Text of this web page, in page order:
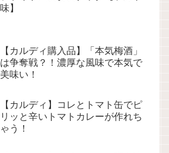
味】
【カルディ購入品】「本気梅酒」
は争奪戦？！濃厚な風味で本気で
美味い！
【カルディ】コレとトマト缶でピ
リッと辛いトマトカレーが作れち
ゃう！